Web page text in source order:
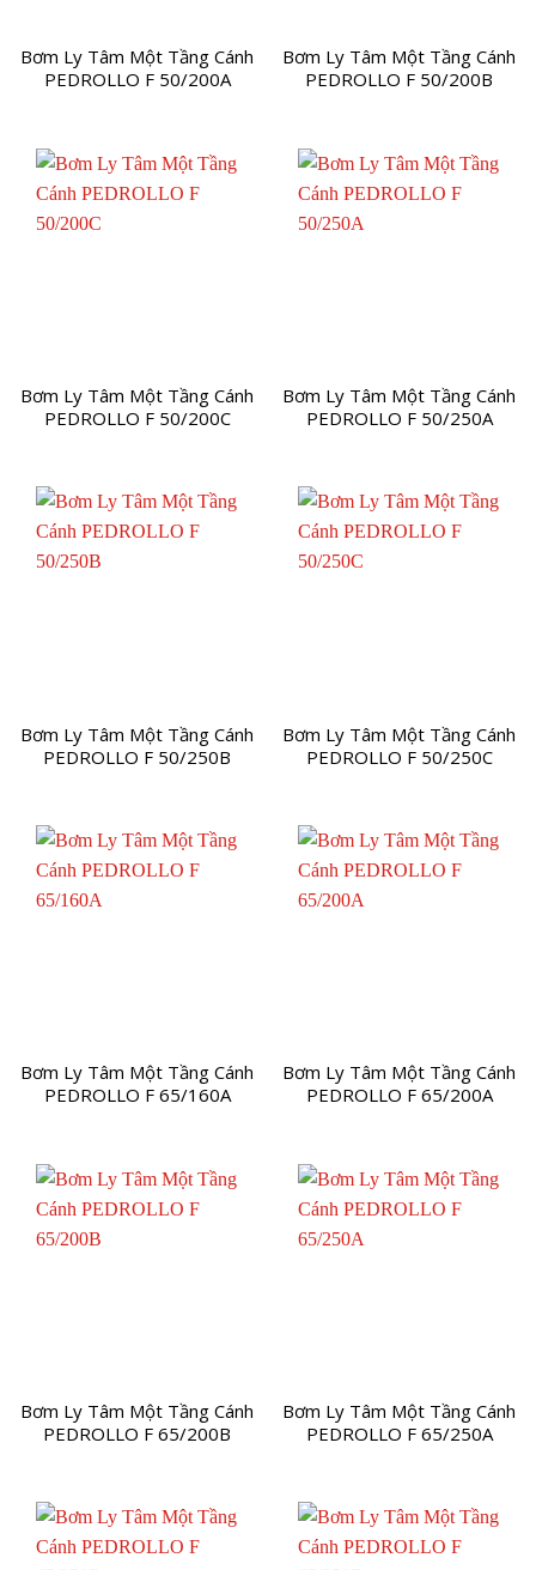
Bơm Ly Tâm Một Tầng Cánh
PEDROLLO F 50/200A
Bơm Ly Tâm Một Tầng Cánh
PEDROLLO F 50/200B
Bơm Ly Tâm Một Tầng Cánh
PEDROLLO F 50/200C
Bơm Ly Tâm Một Tầng Cánh
PEDROLLO F 50/250A
Bơm Ly Tâm Một Tầng Cánh
PEDROLLO F 50/250B
Bơm Ly Tâm Một Tầng Cánh
PEDROLLO F 50/250C
Bơm Ly Tâm Một Tầng Cánh
PEDROLLO F 65/160A
Bơm Ly Tâm Một Tầng Cánh
PEDROLLO F 65/200A
Bơm Ly Tâm Một Tầng Cánh
PEDROLLO F 65/200B
Bơm Ly Tâm Một Tầng Cánh
PEDROLLO F 65/250A